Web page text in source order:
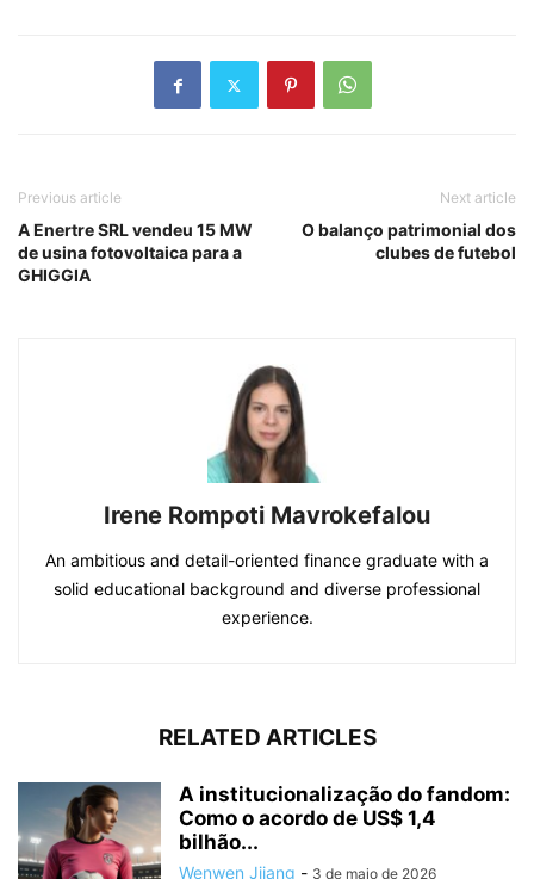
Previous article
A Enertre SRL vendeu 15 MW
de usina fotovoltaica para a
GHIGGIA
Next article
O balanço patrimonial dos
clubes de futebol
Irene Rompoti Mavrokefalou
An ambitious and detail-oriented finance graduate with a
solid educational background and diverse professional
experience.
RELATED ARTICLES
A institucionalização do fandom:
Como o acordo de US$ 1,4
bilhão...
Wenwen Jjiang - 3 de maio de 2026